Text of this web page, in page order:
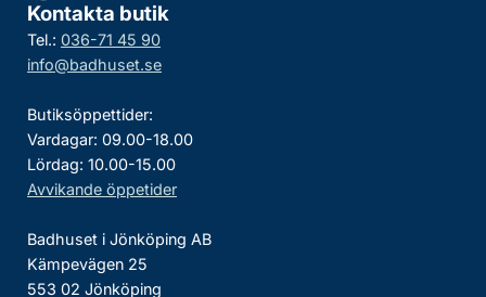
Kontakta butik
Tel.: 036-71 45 90
info@badhuset.se
Butiksöppettider:
Vardagar: 09.00-18.00
Lördag: 10.00-15.00
Avvikande öppetider
Badhuset i Jönköping AB
Kämpevägen 25
553 02 Jönköping